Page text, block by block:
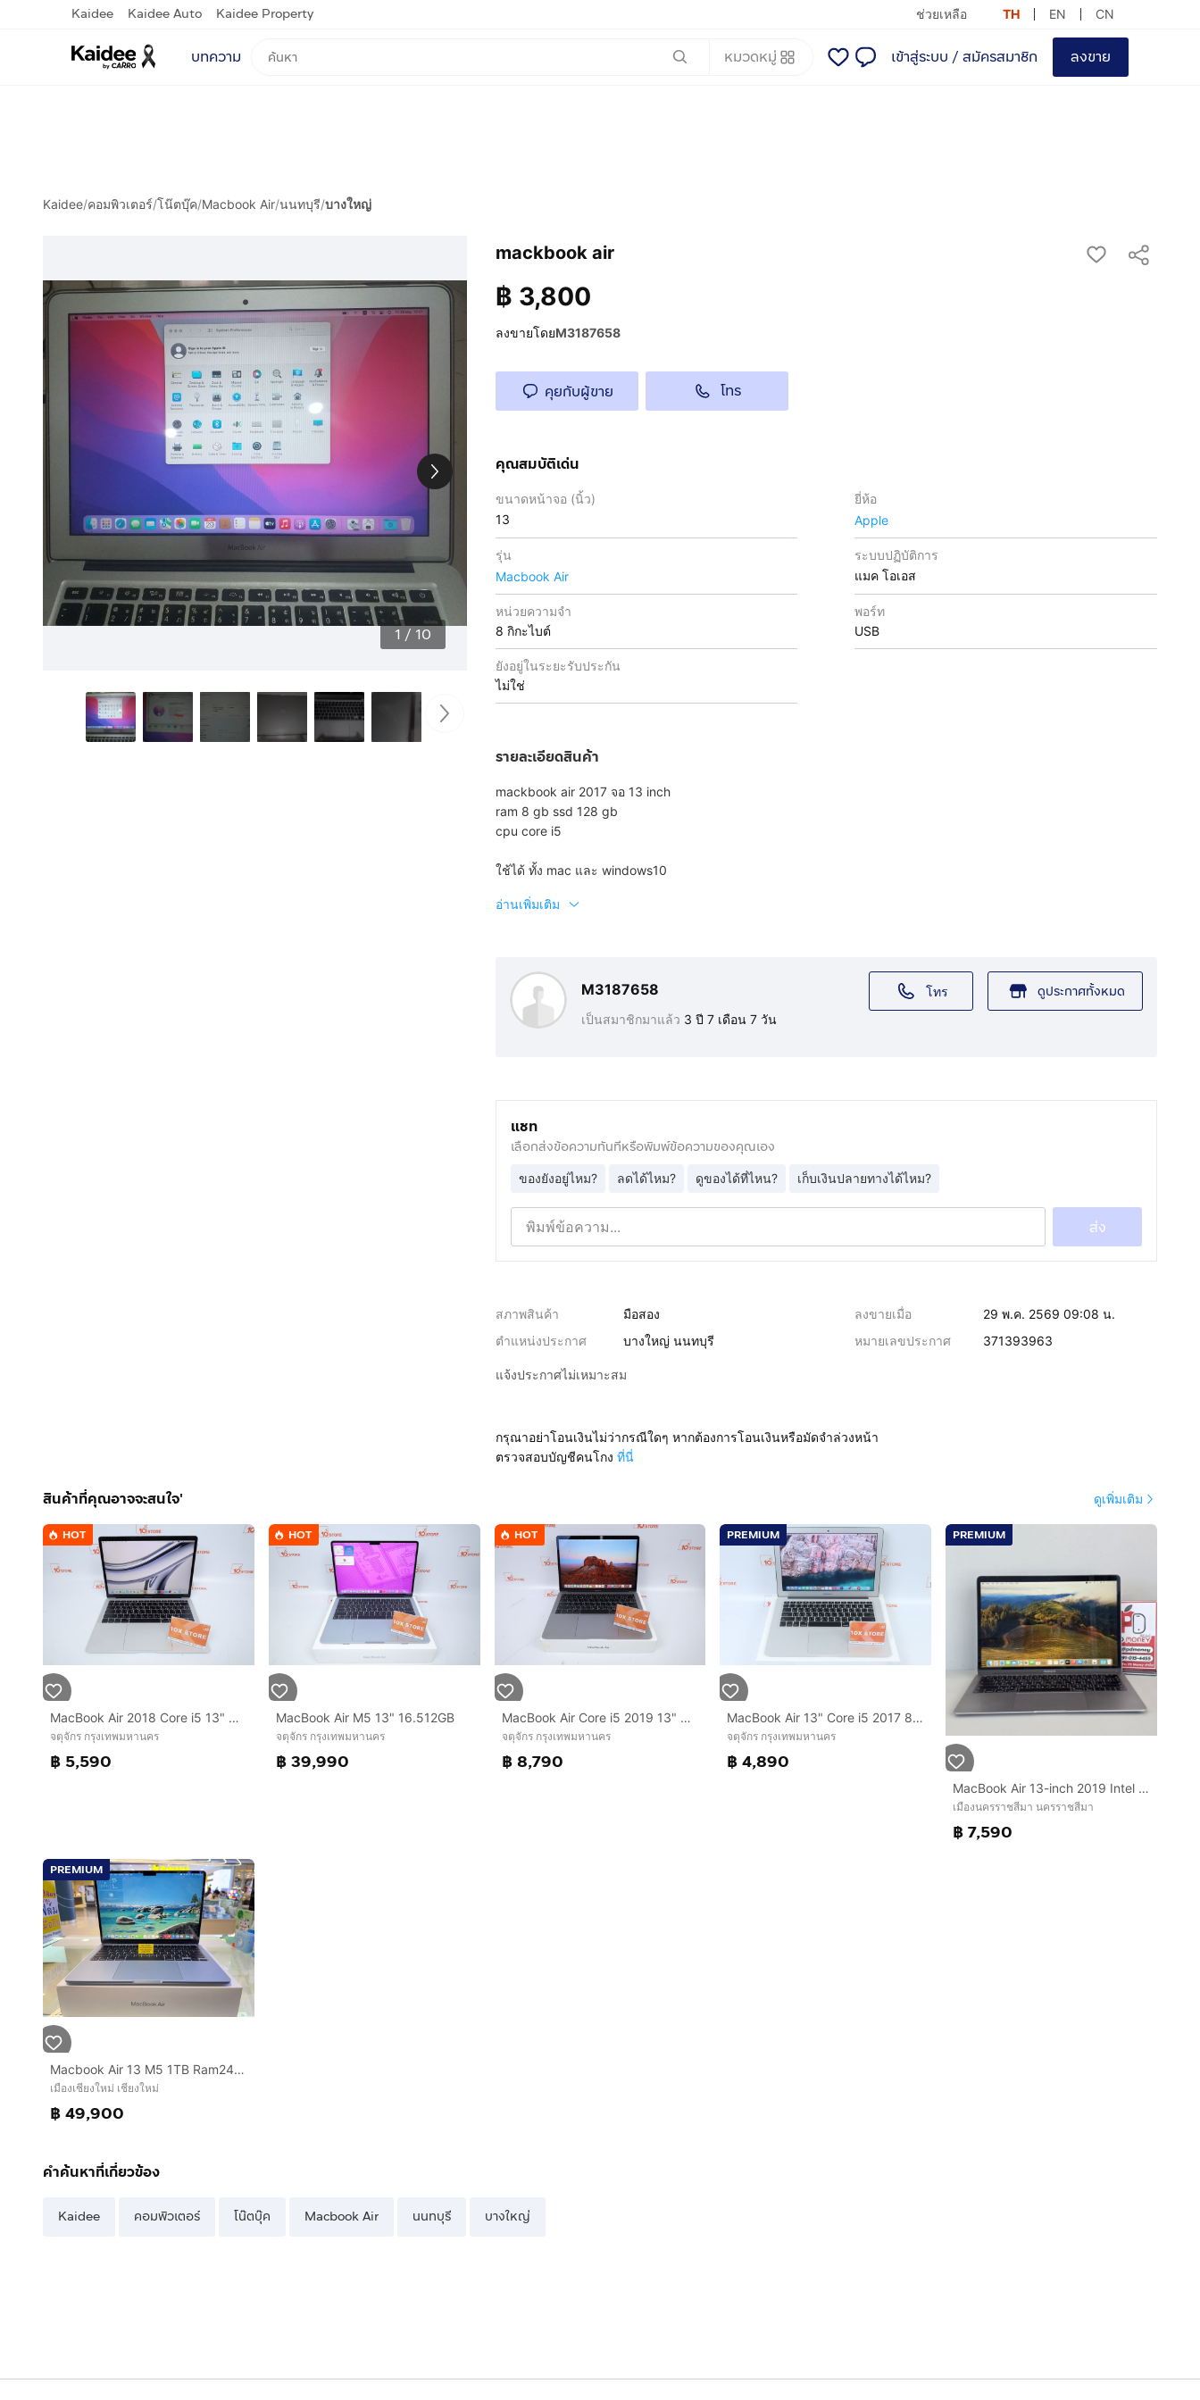
Kaidee Kaidee Auto Kaidee Property ช่วยเหลือ TH EN CN
บทความ หมวดหมู่ เข้าสู่ระบบ / สมัครสมาชิก ลงขาย
Kaidee/คอมพิวเตอร์/โน๊ตบุ๊ค/Macbook Air/นนทบุรี/บางใหญ่
1 / 10
mackbook air
฿ 3,800
ลงขายโดยM3187658
คุยกับผู้ขาย โทร
คุณสมบัติเด่น
ขนาดหน้าจอ (นิ้ว)
13
ยี่ห้อ
Apple
รุ่น
Macbook Air
ระบบปฏิบัติการ
แมค โอเอส
หน่วยความจำ
8 กิกะไบต์
พอร์ท
USB
ยังอยู่ในระยะรับประกัน
ไม่ใช่
รายละเอียดสินค้า
mackbook air 2017 จอ 13 inch
ram 8 gb ssd 128 gb
cpu core i5
ใช้ได้ ทั้ง mac และ windows10
อ่านเพิ่มเติม
M3187658
เป็นสมาชิกมาแล้ว 3 ปี 7 เดือน 7 วัน
โทร ดูประกาศทั้งหมด
แชท
เลือกส่งข้อความทันทีหรือพิมพ์ข้อความของคุณเอง
ของยังอยู่ไหม? ลดได้ไหม? ดูของได้ที่ไหน? เก็บเงินปลายทางได้ไหม?
ส่ง
สภาพสินค้า มือสอง ลงขายเมื่อ
29 พ.ค. 2569 09:08 น.
ตำแหน่งประกาศ
บางใหญ่ นนทบุรี หมายเลขประกาศ 371393963
แจ้งประกาศไม่เหมาะสม
กรุณาอย่าโอนเงินไม่ว่ากรณีใดๆ หากต้องการโอนเงินหรือมัดจำล่วงหน้า
ตรวจสอบบัญชีคนโกง ที่นี่
สินค้าที่คุณอาจจะสนใจ' ดูเพิ่มเติม
HOT
MacBook Air 2018 Core i5 13" 8.128GB
จตุจักร กรุงเทพมหานคร
฿ 5,590
HOT
MacBook Air M5 13" 16.512GB
จตุจักร กรุงเทพมหานคร
฿ 39,990
HOT
MacBook Air Core i5 2019 13" 8.256GB
จตุจักร กรุงเทพมหานคร
฿ 8,790
PREMIUM
MacBook Air 13" Core i5 2017 8.128GB
จตุจักร กรุงเทพมหานคร
฿ 4,890
PREMIUM
MacBook Air 13-inch 2019 Intel Core i5 (Gray)
เมืองนครราชสีมา นครราชสีมา
฿ 7,590
PREMIUM
Macbook Air 13 M5 1TB Ram24 GPU10 ประกันศูนย์ไทย10เดือนกว่า
เมืองเชียงใหม่ เชียงใหม่
฿ 49,900
คำค้นหาที่เกี่ยวข้อง
Kaidee คอมพิวเตอร์ โน๊ตบุ๊ค Macbook Air นนทบุรี บางใหญ่